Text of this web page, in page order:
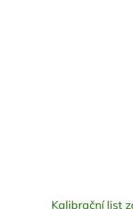
Kalibrační list